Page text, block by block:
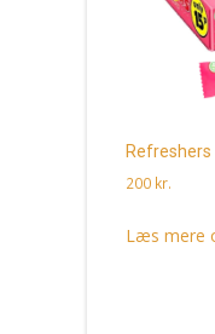
200 kr.
Læs mere